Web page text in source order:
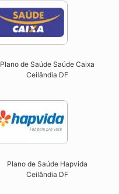
Plano de Saúde Saúde Caixa
Ceilândia DF​
Plano de Saúde Hapvida
Ceilândia DF​